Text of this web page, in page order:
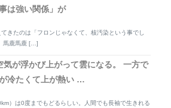
は強い関係」が
きたのは「フロンじゃなくて、核汚染という事でし
馬鹿馬鹿 […]
気が浮かび上がって雲になる。 一方で
冷たくて上が熱い …
）は0度までもどるらしい。人間でも長袖で生きれる